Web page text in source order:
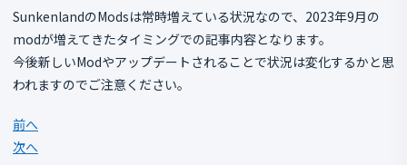
SunkenlandのModsは常時増えている状況なので、2023年9月の
modが増えてきたタイミングでの記事内容となります。
今後新しいModやアップデートされることで状況は変化するかと思
われますのでご注意ください。
前へ
次へ